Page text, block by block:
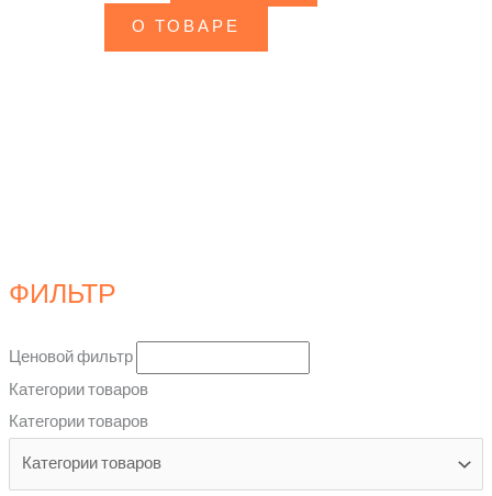
ФИЛЬТР
Ценовой фильтр
Категории товаров
Категории товаров
О ТОВАРЕ